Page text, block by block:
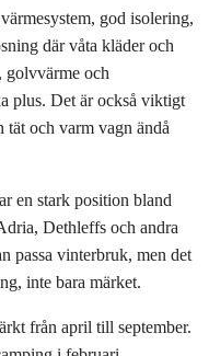
god isolering,
där våta kläder och
golvvärme och
plus. Det är också viktigt
tät och varm vagn ändå
en stark position bland
Dethleffs och andra
passa vinterbruk, men det
inte bara märket.
från april till september.